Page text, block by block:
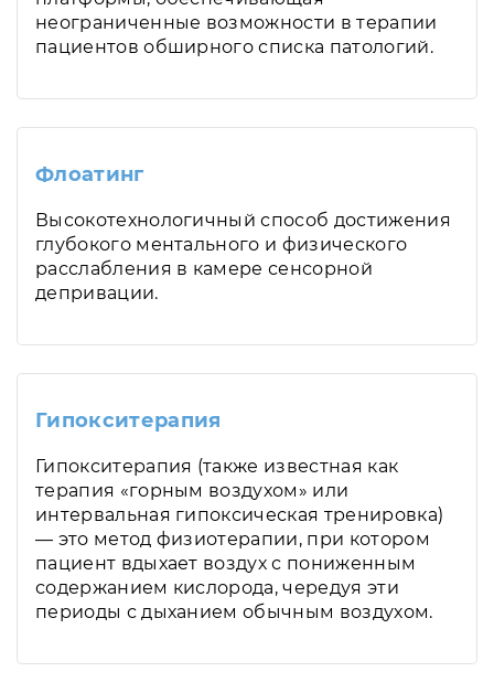
неограниченные возможности в терапии
пациентов обширного списка патологий.
Флоатинг
Высокотехнологичный способ достижения
глубокого ментального и физического
расслабления в камере сенсорной
депривации.
Гипокситерапия
Гипокситерапия (также известная как
терапия «горным воздухом» или
интервальная гипоксическая тренировка)
— это метод физиотерапии, при котором
пациент вдыхает воздух с пониженным
содержанием кислорода, чередуя эти
периоды с дыханием обычным воздухом.